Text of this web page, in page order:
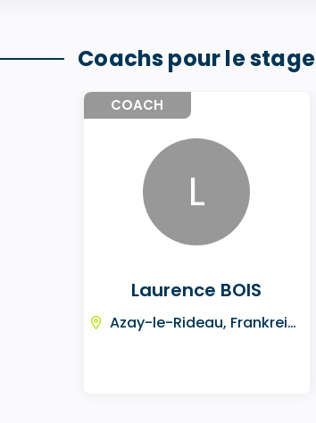
Coachs pour le stage
COACH
L
Laurence BOIS
Azay-le-Rideau, Frankreich